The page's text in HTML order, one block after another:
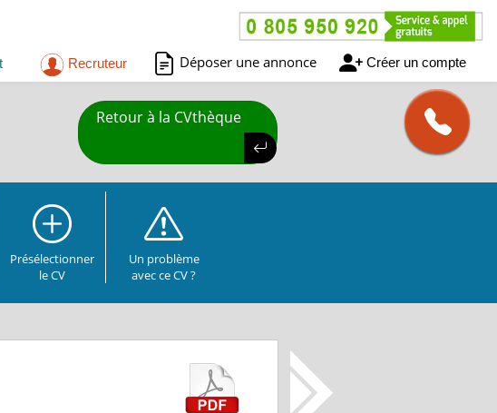
Recruteur Déposer une annonce Créer un compte
Retour à la CVthèque
Présélectionner
le CV
Un problème
avec ce CV ?